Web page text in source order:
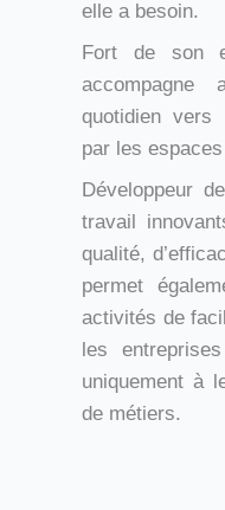
elle a besoin.
Fort de son
quotidien vers
par les
Développeur
travail
qualité,
permet
activités de
les
uniquement à
de métiers.